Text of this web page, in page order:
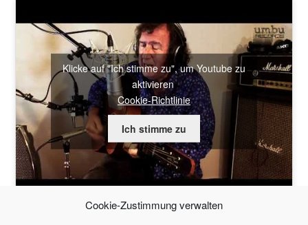
Cookie-Zustimmung verwalten
Klicke auf "Ich stimme zu", um Youtube zu
aktivieren
Cookie-Richtlinie
Ich stimme zu